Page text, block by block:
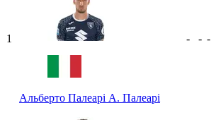
1
Альберто Палеарі А. Палеарі
- - -